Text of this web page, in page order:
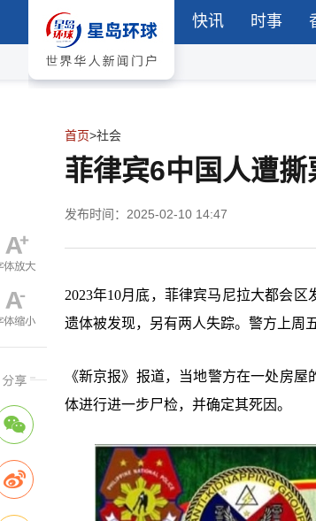
快讯 时事
首页>社会
菲律宾6中国人遭
发布时间：2025-02-10 14:47
2023年10月底，菲律宾马尼拉大都会
遗体被发现，另有两人失踪。警方上周
《新京报》报道，当地警方在一处房屋
体进行进一步尸检，并确定其死因。